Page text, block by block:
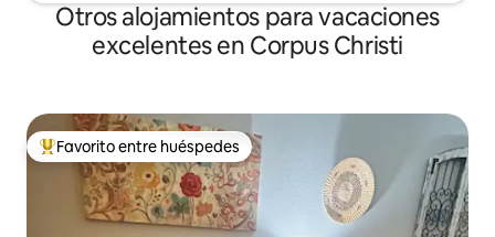
Otros alojamientos para vacaciones
excelentes en Corpus Christi
Favorito entre los huéspedes más destacados
Favorito entre huéspedes